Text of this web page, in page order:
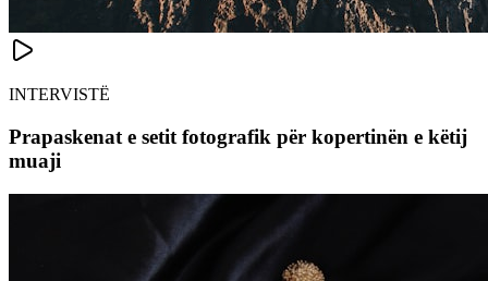
INTERVISTË
Prapaskenat e setit fotografik për kopertinën e këtij
muaji